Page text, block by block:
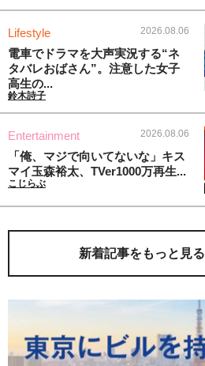
Lifestyle 2026.08.06
電車でドラマを大声実況する“ネ
タバレおばさん”。注意した女子
高生の...
鈴木詩子
Entertainment 2026.08.06
「俺、マジで向いてないな」キス
マイ玉森裕太、TVer1000万再生...
こじらぶ
新着記事をもっと見る